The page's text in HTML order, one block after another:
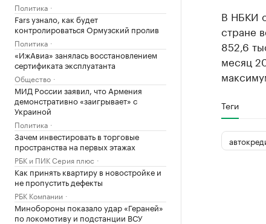
Политика
Fars узнало, как будет
контролироваться Ормузский пролив
Политика
«ИжАвиа» занялась восстановлением
сертификата эксплуатанта
Общество
МИД России заявил, что Армения
демонстративно «заигрывает» с
Украиной
Политика
Зачем инвестировать в торговые
пространства на первых этажах
РБК и ПИК Серия плюс
Как принять квартиру в новостройке и
не пропустить дефекты
РБК Компании
Минобороны показало удар «Гераней»
по локомотиву и подстанции ВСУ
В НБКИ
стране
852,6
месяц
Теги